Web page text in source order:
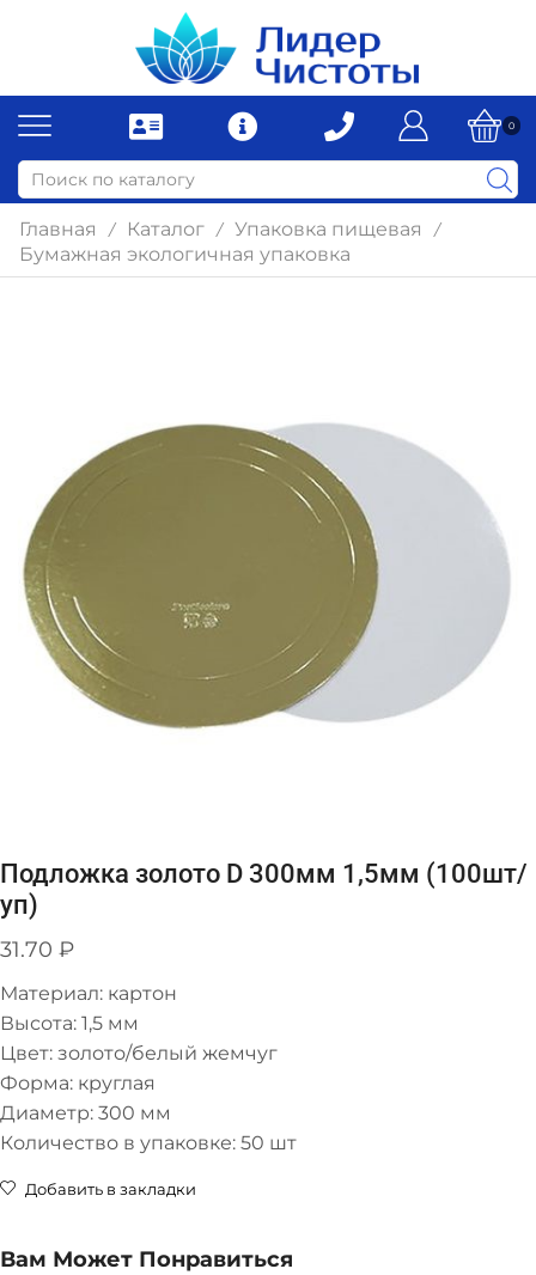
0
Главная / Каталог / Упаковка пищевая /
Бумажная экологичная упаковка
Подложка золото D 300мм 1,5мм (100шт/
уп)
31.70 ₽
Материал: картон
Высота: 1,5 мм
Цвет: золото/белый жемчуг
Форма: круглая
Диаметр: 300 мм
Количество в упаковке: 50 шт
Добавить в закладки
Вам Может Понравиться